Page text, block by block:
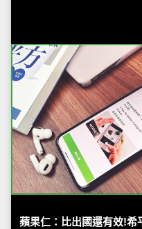
蘋果仁：比出國還有效!希